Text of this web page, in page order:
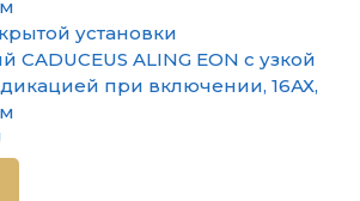
установки
ALING EON с узкой
при включении, 16АХ,